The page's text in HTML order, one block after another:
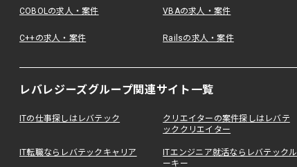
COBOLの求人・案件 VBAの求人・案件
C++の求人・案件 Railsの求人・案件
レバレジーズグループ関連サイト一覧
ITの仕事探しはレバテック
クリエイターの案件探しはレバテ
ッククリエイター
IT転職ならレバテックキャリア
ITエンジニア就活ならレバテックル
ーキー